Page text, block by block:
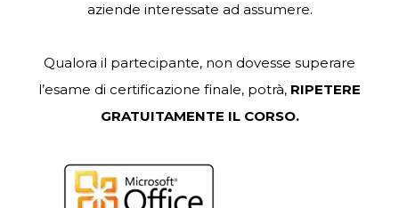
aziende interessate ad assumere.
Qualora il partecipante, non dovesse superare
l’esame di certificazione finale, potrà, RIPETERE
GRATUITAMENTE IL CORSO.